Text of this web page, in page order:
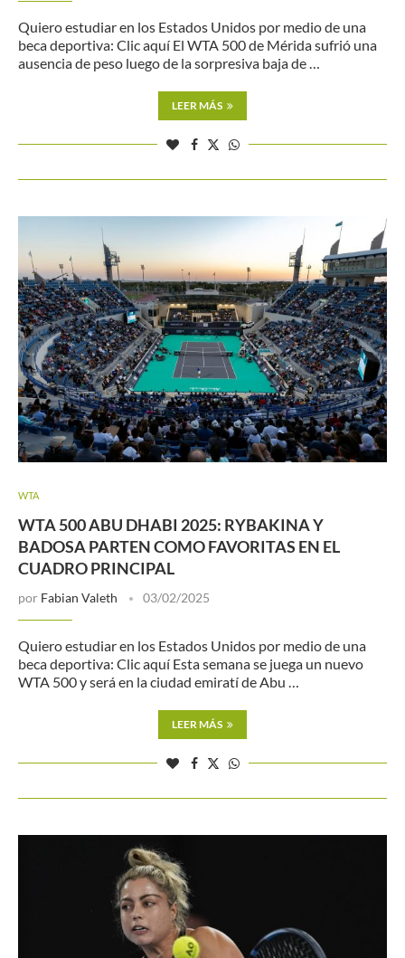
Quiero estudiar en los Estados Unidos por medio de una
beca deportiva: Clic aquí El WTA 500 de Mérida sufrió una
ausencia de peso luego de la sorpresiva baja de …
LEER MÁS
WTA
WTA 500 ABU DHABI 2025: RYBAKINA Y
BADOSA PARTEN COMO FAVORITAS EN EL
CUADRO PRINCIPAL
por Fabian Valeth 03/02/2025
Quiero estudiar en los Estados Unidos por medio de una
beca deportiva: Clic aquí Esta semana se juega un nuevo
WTA 500 y será en la ciudad emiratí de Abu …
LEER MÁS